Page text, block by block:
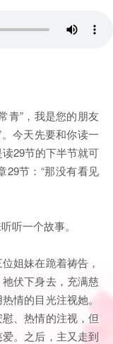
青”，我是您的朋友
今天先要和你读一
29节的下半节就可
29节：“那没有看见
听一个故事。
姐妹在跪着祷告，
伏下身去，充满慈
情的目光注视她。
、热情的注视，但
。之后，主又走到